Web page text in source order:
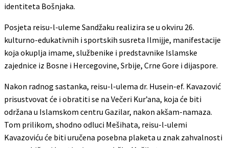
identiteta Bošnjaka.
Posjeta reisu-l-uleme Sandžaku realizira se u okviru 26.
kulturno-edukativnih i sportskih susreta Ilmijje, manifestacije
koja okuplja imame, službenike i predstavnike Islamske
zajednice iz Bosne i Hercegovine, Srbije, Crne Gore i dijaspore.
Nakon radnog sastanka, reisu-l-ulema dr. Husein-ef. Kavazović
prisustvovat će i obratiti se na Večeri Kur’ana, koja će biti
održana u Islamskom centru Gazilar, nakon akšam-namaza.
Tom prilikom, shodno odluci Mešihata, reisu-l-ulemi
Kavazoviću će biti uručena posebna plaketa u znak zahvalnosti